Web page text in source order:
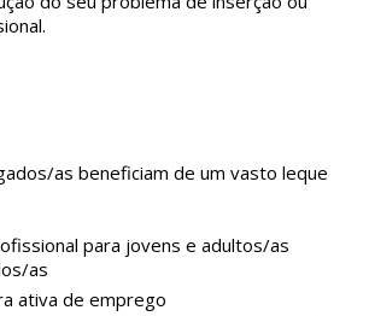
as beneficiam de um vasto leque
para jovens e adultos/as
as
ativa de emprego